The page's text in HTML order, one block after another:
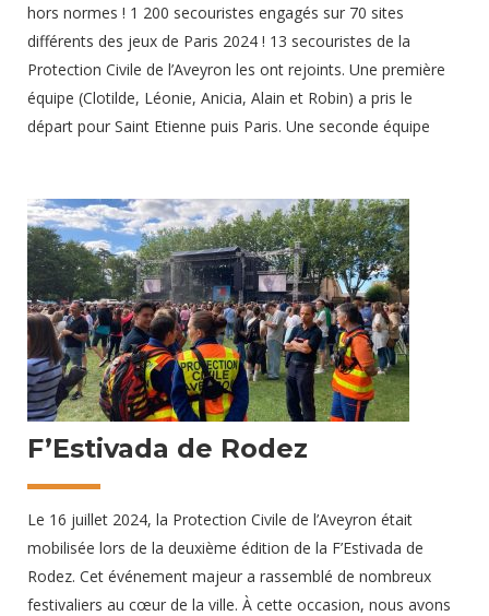
hors normes ! 1 200 secouristes engagés sur 70 sites
différents des jeux de Paris 2024 ! 13 secouristes de la
Protection Civile de l’Aveyron les ont rejoints. Une première
équipe (Clotilde, Léonie, Anicia, Alain et Robin) a pris le
départ pour Saint Etienne puis Paris. Une seconde équipe
deux véhicules légers ainsi qu’une ambulance qui sont
engagés sur cette mission, aux côtés de nombreux moyens
de la Protection Civile. Bravo à nos treize bénévoles
9 août 2024
F’Estivada de Rodez
Le 16 juillet 2024, la Protection Civile de l’Aveyron était
mobilisée lors de la deuxième édition de la F’Estivada de
Rodez. Cet événement majeur a rassemblé de nombreux
festivaliers au cœur de la ville. À cette occasion, nous avons